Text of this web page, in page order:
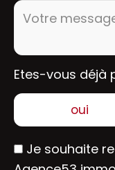
Votre message :
Etes-vous déjà
oui
Je souhaite